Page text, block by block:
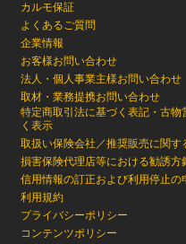
カルモ保証
よくあるご質問
企業情報
お客様お問い合わせ
法人・個人事業主様お問い合わせ
取材・業務提携お問い合わせ
特定商取引法に基づく表記・古物
く表示
取扱い保険会社／推奨販売に関す
損害保険代理店等における勧誘方
信用情報の訂正および利用停止の
利用規約
プライバシーポリシー
コンテンツポリシー